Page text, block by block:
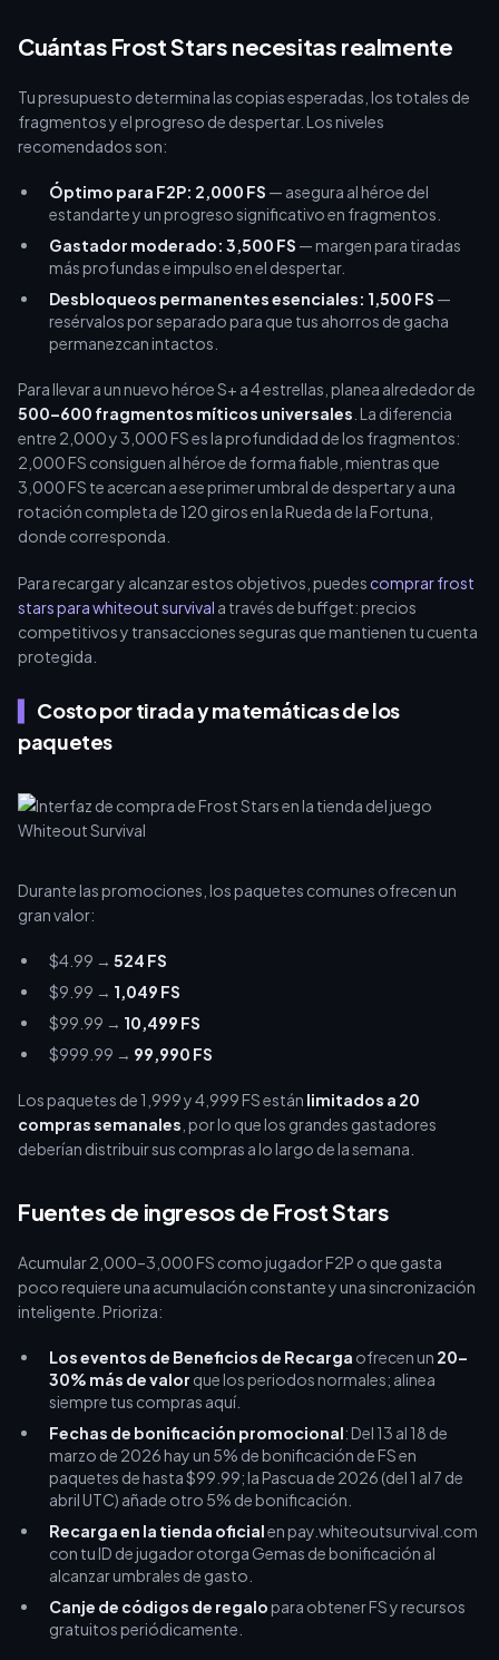
Cuántas Frost Stars necesitas realmente
Tu presupuesto determina las copias esperadas, los totales de
fragmentos y el progreso de despertar. Los niveles
recomendados son:
Óptimo para F2P: 2,000 FS — asegura al héroe del
estandarte y un progreso significativo en fragmentos.
Gastador moderado: 3,500 FS — margen para tiradas
más profundas e impulso en el despertar.
Desbloqueos permanentes esenciales: 1,500 FS —
resérvalos por separado para que tus ahorros de gacha
permanezcan intactos.
Para llevar a un nuevo héroe S+ a 4 estrellas, planea alrededor de
500–600 fragmentos míticos universales . La diferencia
entre 2,000 y 3,000 FS es la profundidad de los fragmentos:
2,000 FS consiguen al héroe de forma fiable, mientras que
3,000 FS te acercan a ese primer umbral de despertar y a una
rotación completa de 120 giros en la Rueda de la Fortuna,
donde corresponda.
Para recargar y alcanzar estos objetivos, puedes comprar frost
stars para whiteout survival a través de buffget: precios
competitivos y transacciones seguras que mantienen tu cuenta
protegida.
Costo por tirada y matemáticas de los
paquetes
Durante las promociones, los paquetes comunes ofrecen un
gran valor:
$4.99 → 524 FS
$9.99 → 1,049 FS
$99.99 → 10,499 FS
$999.99 → 99,990 FS
Los paquetes de 1,999 y 4,999 FS están limitados a 20
compras semanales , por lo que los grandes gastadores
deberían distribuir sus compras a lo largo de la semana.
Fuentes de ingresos de Frost Stars
Acumular 2,000–3,000 FS como jugador F2P o que gasta
poco requiere una acumulación constante y una sincronización
inteligente. Prioriza:
Los eventos de Beneficios de Recarga ofrecen un 20–
30% más de valor que los periodos normales; alinea
siempre tus compras aquí.
Fechas de bonificación promocional: Del 13 al 18 de
marzo de 2026 hay un 5% de bonificación de FS en
paquetes de hasta $99.99; la Pascua de 2026 (del 1 al 7 de
abril UTC) añade otro 5% de bonificación.
Recarga en la tienda oficialen pay.whiteoutsurvival.com
con tu ID de jugador otorga Gemas de bonificación al
alcanzar umbrales de gasto.
Canje de códigos de regalopara obtener FS y recursos
gratuitos periódicamente.